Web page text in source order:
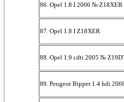
86. Opel 1.8 I 2006 №
87. Opel 1.8 I Z18XER
88. Opel 1.9 cdti 2005 №
89. Peugeot Bipper 1.4 hdi